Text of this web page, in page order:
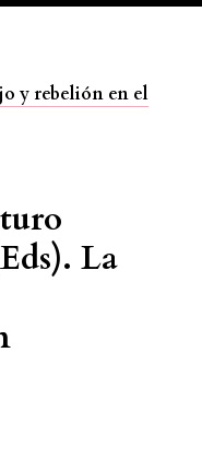
y rebelión en el
La